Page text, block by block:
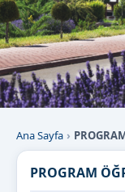
Ana Sayfa
PROGRAM